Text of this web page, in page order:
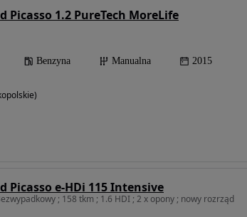
Picasso 1.2 PureTech MoreLife
Benzyna Manualna 2015
Picasso e-HDi 115 Intensive
; 158 tkm ; 1.6 HDI ; 2 x opony ; nowy rozrząd